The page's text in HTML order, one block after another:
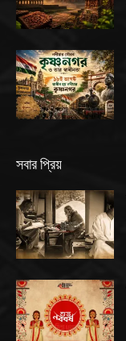
সবার প্রিয়